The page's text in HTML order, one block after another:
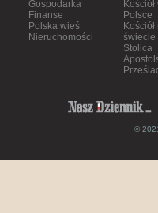
Gospodarka
Finanse
Polska wieś
Nieruchomości
Kościół
Polsce
Kościół
świecie
Stolica
©